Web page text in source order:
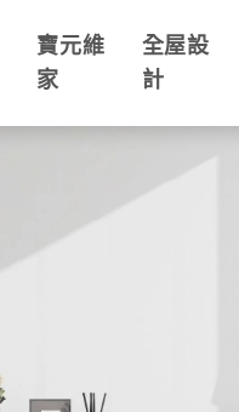
寶元維
家
全屋設
計